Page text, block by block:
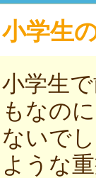
小学生
小学生
もなの
ないで
ような